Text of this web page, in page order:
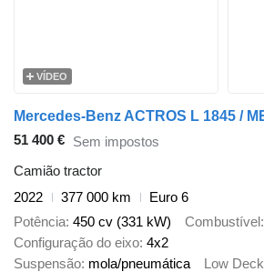
VÍDEO
51 400 € Sem impostos
Camião tractor
2022
377 000 km
Euro 6
Potência 450 cv (331 kW) Combustível
Configuração do eixo 4x2
Suspensão mola/pneumática Low Deck